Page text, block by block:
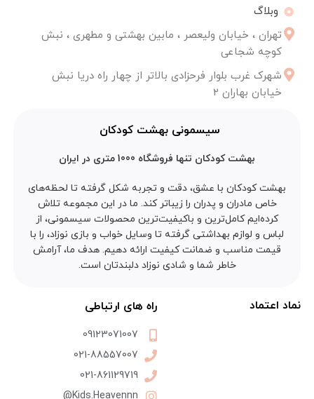
وبلاگ
تهران ، خیابان ولیعصر ، مابین بهشتی و مطهری ، نبش
کوچه شجاعی
شهرک غرب بلوار فرحزادی بالاتر از چهار راه دریا نبش
خیابان بهاران ۲
سیسمونی بهشت کودکان
بهشت کودکان تنها فروشگاه 1000 متری در ایران
بهشت کودکان با عشق، دقت و تجربه شکل گرفته تا لحظه‌های
خاص مادران و پدران را زیباتر کند. ما در این مجموعه تلاش
کرده‌ایم کامل‌ترین و باکیفیت‌ترین محصولات سیسمونی، از
لباس و لوازم بهداشتی گرفته تا وسایل خواب و بازی نوزاد، را با
قیمت مناسب و ضمانت کیفیت ارائه دهیم. هدف ما، آرامش
خاطر شما و شادی نوزاد دلبندتان است.
نماد اعتماد راه های ارتباطی
09123071007
021-88557007
021-861129719
Kids.Heavennn@